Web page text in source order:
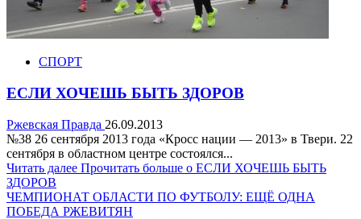
СПОРТ
ЕСЛИ ХОЧЕШЬ БЫТЬ ЗДОРОВ
Ржевская Правда 26.09.2013
№38 26 сентября 2013 года «Кросс нации — 2013» в Твери. 22
сентября в областном центре состоялся...
Читать далее Прочитать больше о ЕСЛИ ХОЧЕШЬ БЫТЬ
ЗДОРОВ
ЧЕМПИОНАТ ОБЛАСТИ ПО ФУТБОЛУ: ЕЩЁ ОДНА
ПОБЕДА РЖЕВИТЯН